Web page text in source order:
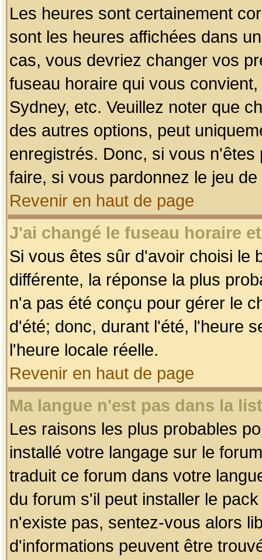
Les heures sont certainement
sont les heures affichées dans
cas, vous devriez changer vos
fuseau horaire qui vous
Sydney, etc. Veuillez noter que
des autres options, peut
enregistrés. Donc, si vous
faire, si vous pardonnez le jeu
Revenir en haut de page
J'ai changé le fuseau horaire
Si vous êtes sûr d'avoir choisi le
différente, la réponse la plus
n'a pas été conçu pour gérer le
d'été; donc, durant l'été, l'heure
l'heure locale réelle.
Revenir en haut de page
Ma langue n'est pas dans la
Les raisons les plus probables
installé votre langage sur le
traduit ce forum dans votre
du forum s'il peut installer le
n'existe pas, sentez-vous alors
d'informations peuvent être